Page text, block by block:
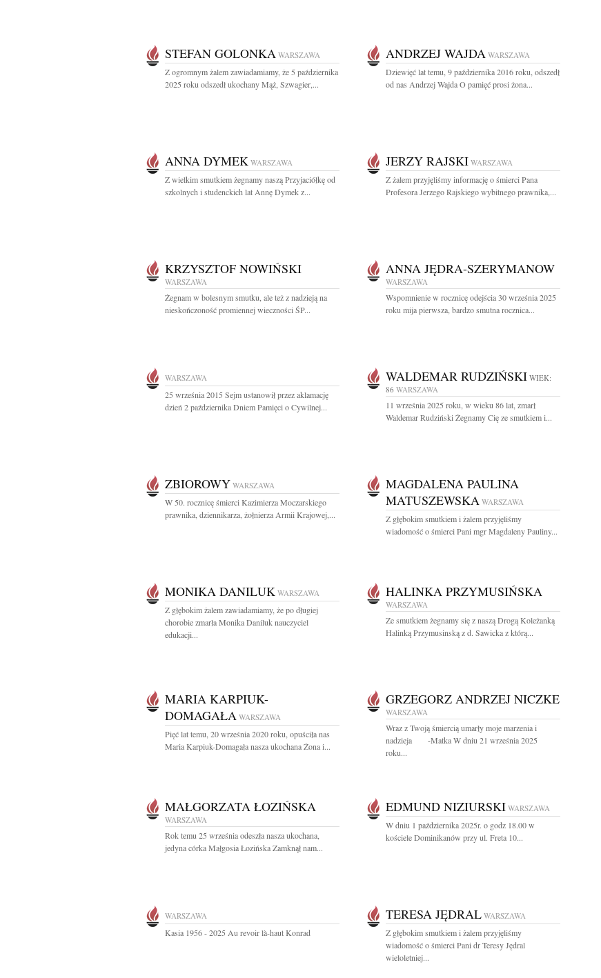
STEFAN GOLONKA WARSZAWA
Z ogromnym żalem zawiadamiamy, że 5 października
2025 roku odszedł ukochany Mąż, Szwagier,...
ANDRZEJ WAJDA WARSZAWA
Dziewięć lat temu, 9 października 2016 roku, odszedł
od nas Andrzej Wajda O pamięć prosi żona...
ANNA DYMEK WARSZAWA
Z wielkim smutkiem żegnamy naszą Przyjaciółkę od
szkolnych i studenckich lat Annę Dymek z...
JERZY RAJSKI WARSZAWA
Z żalem przyjęliśmy informację o śmierci Pana
Profesora Jerzego Rajskiego wybitnego prawnika,...
KRZYSZTOF NOWIŃSKI
WARSZAWA
Żegnam w bolesnym smutku, ale też z nadzieją na
nieskończoność promiennej wieczności ŚP...
ANNA JĘDRA-SZERYMANOW
WARSZAWA
Wspomnienie w rocznicę odejścia 30 września 2025
roku mija pierwsza, bardzo smutna rocznica...
WARSZAWA
25 września 2015 Sejm ustanowił przez aklamację
dzień 2 października Dniem Pamięci o Cywilnej...
WALDEMAR RUDZIŃSKI WIEK:
86 WARSZAWA
11 września 2025 roku, w wieku 86 lat, zmarł
Waldemar Rudziński Żegnamy Cię ze smutkiem i...
ZBIOROWY WARSZAWA
W 50. rocznicę śmierci Kazimierza Moczarskiego
prawnika, dziennikarza, żołnierza Armii Krajowej,...
MAGDALENA PAULINA
MATUSZEWSKA WARSZAWA
Z głębokim smutkiem i żalem przyjęliśmy
wiadomość o śmierci Pani mgr Magdaleny Pauliny...
MONIKA DANILUK WARSZAWA
Z głębokim żalem zawiadamiamy, że po długiej
chorobie zmarła Monika Daniluk nauczyciel
edukacji...
HALINKA PRZYMUSIŃSKA
WARSZAWA
Ze smutkiem żegnamy się z naszą Drogą Koleżanką
Halinką Przymusinską z d. Sawicka z którą...
MARIA KARPIUK-
DOMAGAŁA WARSZAWA
Pięć lat temu, 20 września 2020 roku, opuściła nas
Maria Karpiuk-Domagała nasza ukochana Żona i...
GRZEGORZ ANDRZEJ NICZKE
WARSZAWA
Wraz z Twoją śmiercią umarły moje marzenia i
nadzieja -Matka W dniu 21 września 2025
roku...
MAŁGORZATA ŁOZIŃSKA
WARSZAWA
Rok temu 25 września odeszła nasza ukochana,
jedyna córka Małgosia Łozińska Zamknął nam...
EDMUND NIZIURSKI WARSZAWA
W dniu 1 października 2025r. o godz 18.00 w
kościele Dominikanów przy ul. Freta 10...
WARSZAWA
Kasia 1956 - 2025 Au revoir là-haut Konrad
TERESA JĘDRAL WARSZAWA
Z głębokim smutkiem i żalem przyjęliśmy
wiadomość o śmierci Pani dr Teresy Jędral
wieloletniej...